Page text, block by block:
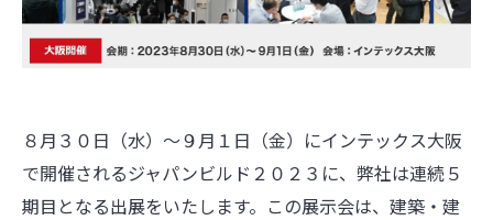
８月３０日（水）～９月１日（金）にインテックス大阪
で開催されるジャパンビルド２０２３に、弊社は連続５
期目となる出展をいたします。この展示会は、建築・建